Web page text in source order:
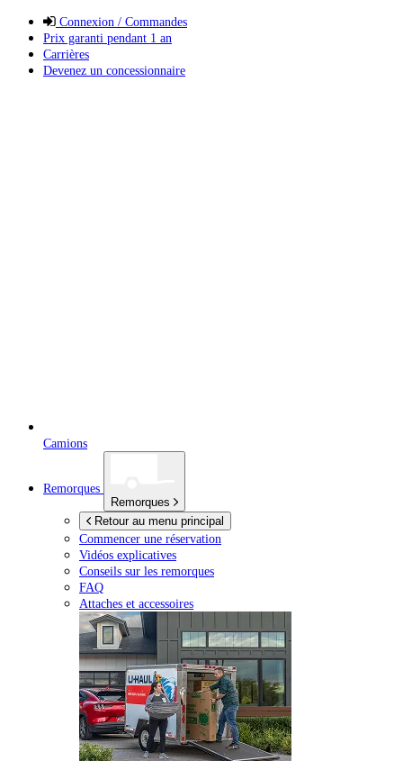
Connexion / Commandes
Prix garanti pendant 1 an
Carrières
Devenez un concessionnaire
Camions
Remorques
Remorques
Retour au menu principal
Commencer une réservation
Vidéos explicatives
Conseils sur les remorques
FAQ
Attaches et accessoires